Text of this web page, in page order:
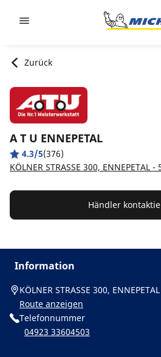
Zurück
A T U ENNEPETAL
4.3/5(376)
KÖLNER STRASSE 300, ENNEPETAL -
Händler
Information
KÖLNER STRASSE 300,
Route anzeigen
Telefonnummer
04923 33604503